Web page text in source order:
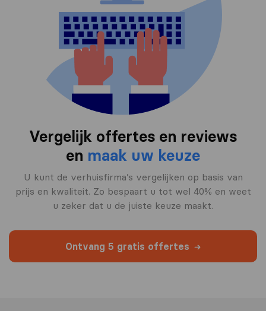
Vergelijk offertes en reviews
en maak uw keuze
U kunt de verhuisfirma’s vergelijken op basis van
prijs en kwaliteit. Zo bespaart u tot wel 40% en weet
u zeker dat u de juiste keuze maakt.
Ontvang 5 gratis offertes